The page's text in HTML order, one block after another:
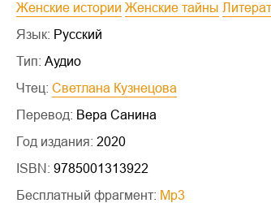
Женские истории
Женские тайны
Язык: Русский
Тип: Аудио
Чтец:
Светлана Кузнецова
Перевод: Вера Санина
Год издания: 2020
ISBN: 9785001313922
Бесплатный фрагмент:
mp3